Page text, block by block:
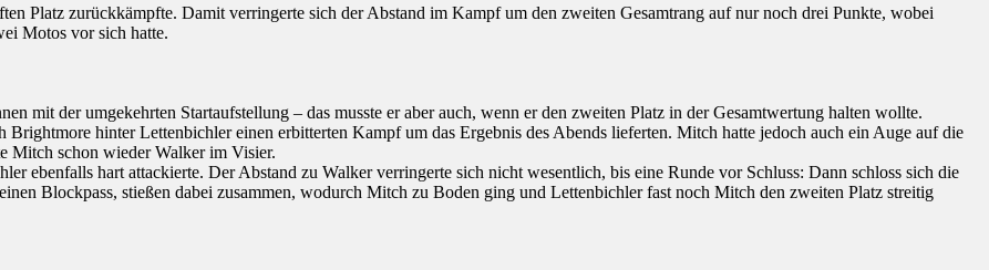
Platz zurückkämpfte. Damit verringerte sich der Abstand im Kampf um den zweiten Gesamtrang auf nur noch drei Punkte, wobei
Motos vor sich hatte.
mit der umgekehrten Startaufstellung – das musste er aber auch, wenn er den zweiten Platz in der Gesamtwertung halten wollte.
hinter Lettenbichler einen erbitterten Kampf um das Ergebnis des Abends lieferten. Mitch hatte jedoch auch ein Auge auf die
Mitch schon wieder Walker im Visier.
ebenfalls hart attackierte. Der Abstand zu Walker verringerte sich nicht wesentlich, bis eine Runde vor Schluss: Dann schloss sich die
Blockpass, stießen dabei zusammen, wodurch Mitch zu Boden ging und Lettenbichler fast noch Mitch den zweiten Platz streitig